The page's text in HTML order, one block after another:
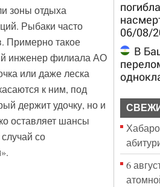
зоны отдыха
Рыбаки часто
Примерно такое
инженер филиала АО
или даже леска
к ним, под
держит удочку, но и
оставляет шансы
со
06/08/
В
6